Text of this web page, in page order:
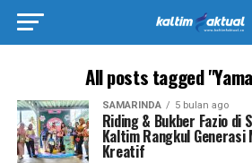
All posts tagged
SAMARINDA 5 bulan ago
Riding & Bukber Fazio di
Kaltim Rangkul Generasi
Kreatif